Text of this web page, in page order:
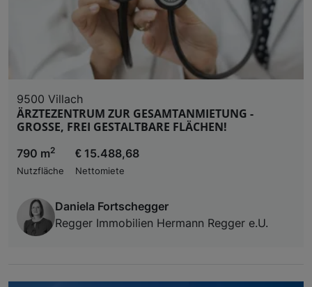
9500 Villach
ÄRZTEZENTRUM ZUR GESAMTANMIETUNG -
GROSSE, FREI GESTALTBARE FLÄCHEN!
790 m2
Nutzfläche
€ 15.488,68
Nettomiete
Daniela Fortschegger
Regger Immobilien Hermann Regger e.U.